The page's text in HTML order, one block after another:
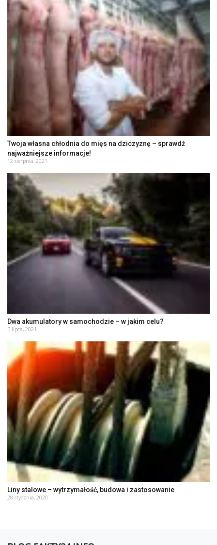
Twoja własna chłodnia do mięs na dziczyznę – sprawdź
najważniejsze informacje!
12 sierpnia, 2021
Dwa akumulatory w samochodzie – w jakim celu?
5 lipca, 2021
Liny stalowe – wytrzymałość, budowa i zastosowanie
28 stycznia, 2020